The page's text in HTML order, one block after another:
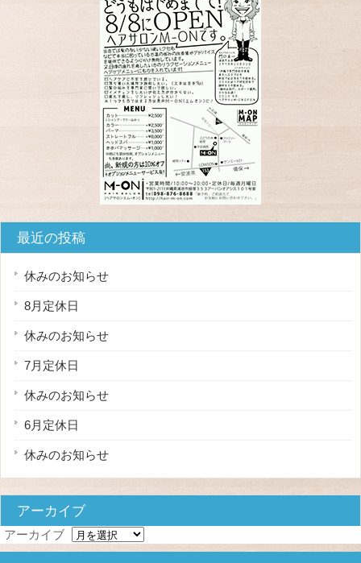
最近の投稿
休みのお知らせ
8月定休日
休みのお知らせ
7月定休日
休みのお知らせ
6月定休日
休みのお知らせ
アーカイブ
アーカイブ